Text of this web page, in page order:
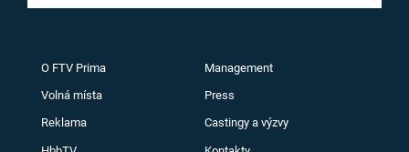
O FTV Prima Management
Volná místa Press
Reklama Castingy a výzvy